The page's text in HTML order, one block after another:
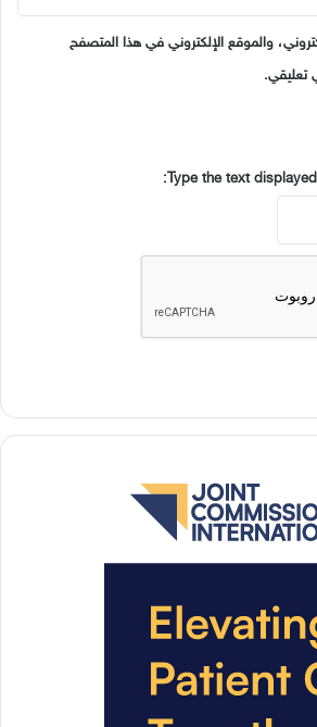
والموقع الإلكتروني في هذا المتصفح
تعليقي.
Type the text